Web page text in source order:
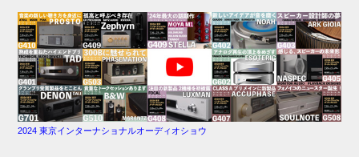
2024 東京インターナショナルオーディオショウ